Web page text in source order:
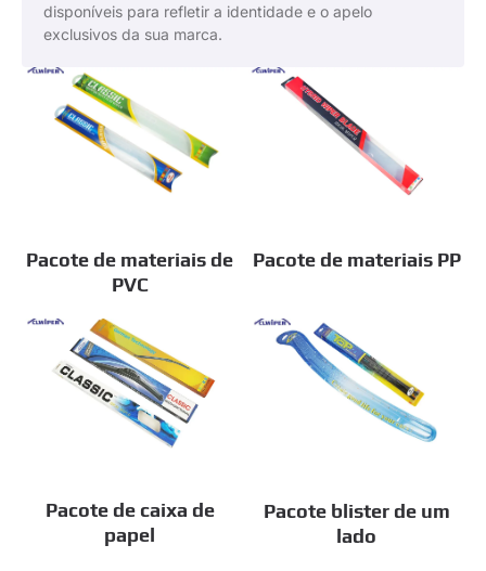
disponíveis para refletir a identidade e o apelo
exclusivos da sua marca.
Pacote de materiais de
PVC
Pacote de materiais PP
Pacote de caixa de
papel
Pacote blister de um
lado